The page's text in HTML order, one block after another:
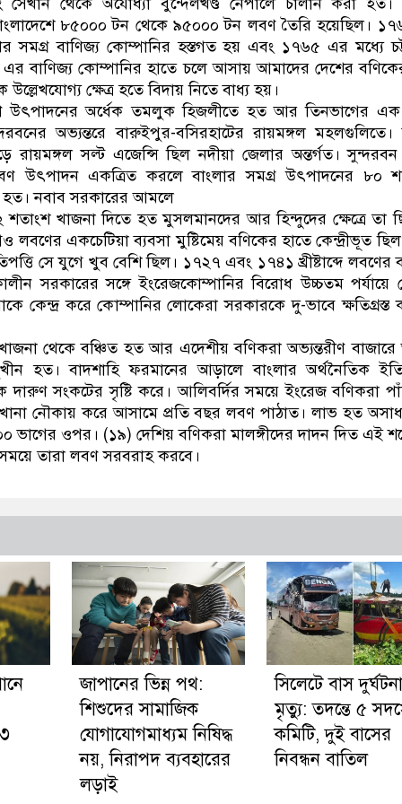
৮৫০০০ টন থেকে ৯৫০০০ টন লবণ তৈরি হয়েছিল।
সমগ্র বাণিজ্য কোম্পানির হস্তগত হয় এবং ১৭৬৫ এর মধ্যে
এর বাণিজ্য কোম্পানির হাতে চলে আসায় আমাদের দেশের
ক্ষেত্র হতে বিদায় নিতে বাধ্য হয়।
উৎপাদনের অর্ধেক তমলুক হিজলীতে হত আর তিনভাগের
অভ্যন্তরে বারুইপুর-বসিরহাটের রায়মঙ্গল মহলগুলিতে।
রায়মঙ্গল সল্ট এজেন্সি ছিল নদীয়া জেলার অন্তর্গত।
উৎপাদন একত্রিত করলে বাংলার সমগ্র উৎপাদনের ৮০
নবাব সরকারের আমলে
খাজনা দিতে হত মুসলমানদের আর হিন্দুদের ক্ষেত্রে তা
একচেটিয়া ব্যবসা মুষ্টিমেয় বণিকের হাতে কেন্দ্রীভূত
সে যুগে খুব বেশি ছিল। ১৭২৭ এবং ১৭৪১ খ্রীষ্টাব্দে লবণের
সরকারের সঙ্গে ইংরেজকোম্পানির বিরোধ উচ্চতম পর্যায়ে
কেন্দ্র করে কোম্পানির লোকেরা সরকারকে দু-ভাবে ক্ষতিগ্রস্ত
থেকে বঞ্চিত হত আর এদেশীয় বণিকরা অভ্যন্তরীণ
হত। বাদশাহি ফরমানের আড়ালে বাংলার অর্থনৈতিক
দারুণ সংকটের সৃষ্টি করে। আলিবর্দির সময়ে ইংরেজ বণিকরা
নৌকায় করে আসামে প্রতি বছর লবণ পাঠাত। লাভ হত
ওপর। (১৯) দেশিয় বণিকরা মালঙ্গীদের দাদন দিত এই
সময়ে তারা লবণ সরবরাহ করবে।
জাপানের ভিন্ন পথ:
শিশুদের সামাজিক
যোগাযোগমাধ্যম নিষিদ্ধ
নয়, নিরাপদ ব্যবহারের
লড়াই
সিলেটে বাস
মৃত্যু: তদন্তে ৫
কমিটি, দুই বাসের
নিবন্ধন বাতিল